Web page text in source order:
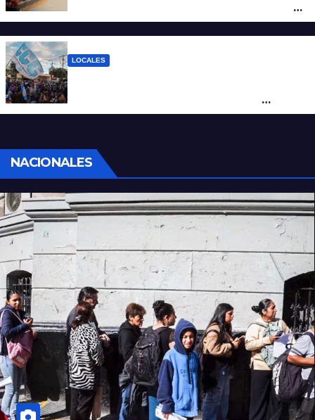
posicionar los puertos del sur de Santa Fe
como salida para las exportaciones
LOCALES
sociales y sindicales
NACIONALES